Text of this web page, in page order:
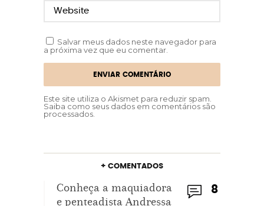
Salvar meus dados neste navegador para
a próxima vez que eu comentar.
Este site utiliza o Akismet para reduzir spam.
Saiba como seus dados em comentários são
processados
+ COMENTADOS
8
Conheça a maquiadora
e penteadista Andressa